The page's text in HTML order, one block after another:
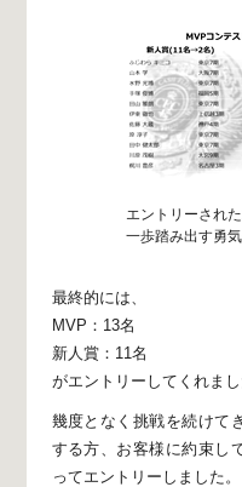
エントリーされ
一歩踏み出す勇
最終的には、
MVP：13名
新人賞：11名
がエントリーしてくれまし
幾度となく挑戦を続けて
する方、 お客様に約束し
ってエントリーしました。